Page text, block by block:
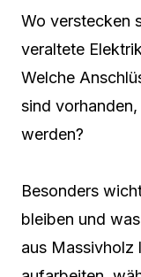
Wo verstecken
veraltete
Welche
sind
werden?
Besonders
bleiben und
aus Massivholz